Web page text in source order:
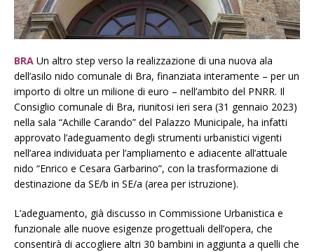
BRA Un altro step verso la realizzazione di una nuova ala
dell’asilo nido comunale di Bra, finanziata interamente – per un
importo di oltre un milione di euro – nell’ambito del PNRR. Il
Consiglio comunale di Bra, riunitosi ieri sera (31 gennaio 2023)
nella sala “Achille Carando” del Palazzo Municipale, ha infatti
approvato l’adeguamento degli strumenti urbanistici vigenti
nell’area individuata per l’ampliamento e adiacente all’attuale
nido “Enrico e Cesara Garbarino”, con la trasformazione di
destinazione da SE/b in SE/a (area per istruzione).
L’adeguamento, già discusso in Commissione Urbanistica e
funzionale alle nuove esigenze progettuali dell’opera, che
consentirà di accogliere altri 30 bambini in aggiunta a quelli che